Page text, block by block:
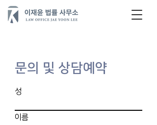
문의 및 상담예약
성
이름